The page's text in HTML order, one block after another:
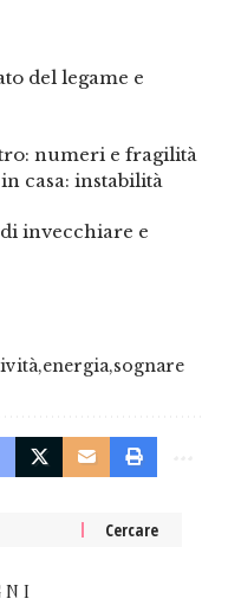
del legame e
numeri e fragilità
casa: instabilità
invecchiare e
energia sognare